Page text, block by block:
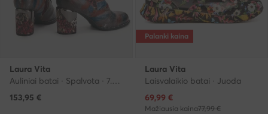
Laura Vita
Auliniai batai · Spalvota · 7.5 cm
153,95 €
Palanki kaina
Laura Vita
Laisvalaikio batai · Juoda
Dabartinė kaina
69,99 €
Mažiausia kaina77,99 €